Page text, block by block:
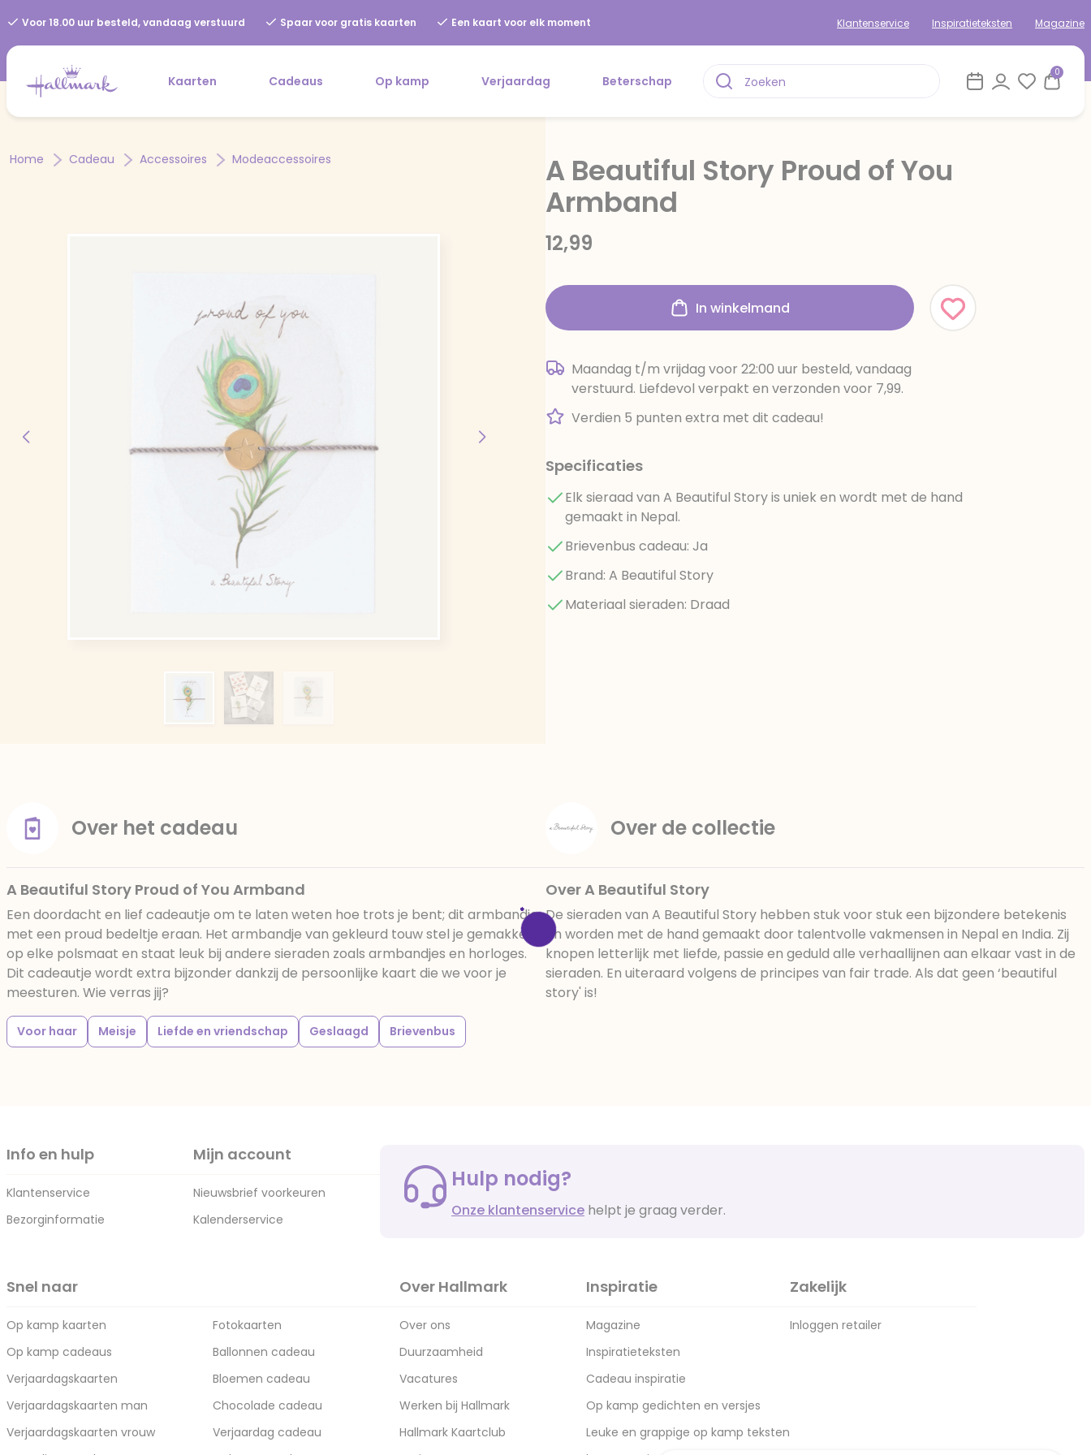
Voor 18.00 uur besteld, vandaag verstuurd Spaar voor gratis kaarten Een kaart voor elk moment Klantenservice Inspiratieteksten Magazine
Kaarten Cadeaus Op kamp Verjaardag Beterschap
0
Home Cadeau Accessoires Modeaccessoires
A Beautiful Story Proud of You
Armband
12,99
In winkelmand
Maandag t/m vrijdag voor 22:00 uur besteld, vandaag
verstuurd. Liefdevol verpakt en verzonden voor 7,99.
Verdien 5 punten extra met dit cadeau!
Specificaties
Elk sieraad van A Beautiful Story is uniek en wordt met de hand
gemaakt in Nepal.
Brievenbus cadeau: Ja
Brand: A Beautiful Story
Materiaal sieraden: Draad
Over het cadeau
A Beautiful Story Proud of You Armband
Een doordacht en lief cadeautje om te laten weten hoe trots je bent; dit armbandje
met een proud bedeltje eraan. Het armbandje van gekleurd touw stel je gemakkelijk
op elke polsmaat en staat leuk bij andere sieraden zoals armbandjes en horloges.
Dit cadeautje wordt extra bijzonder dankzij de persoonlijke kaart die we voor je
meesturen. Wie verras jij?
Voor haar Meisje Liefde en vriendschap Geslaagd Brievenbus
Over de collectie
Over A Beautiful Story
De sieraden van A Beautiful Story hebben stuk voor stuk een bijzondere betekenis
en worden met de hand gemaakt door talentvolle vakmensen in Nepal en India. Zij
knopen letterlijk met liefde, passie en geduld alle verhaallijnen aan elkaar vast in de
sieraden. En uiteraard volgens de principes van fair trade. Als dat geen ‘beautiful
story' is!
Info en hulp
Klantenservice
Bezorginformatie
Mijn account
Nieuwsbrief voorkeuren
Kalenderservice
Hulp nodig?
Onze klantenservice helpt je graag verder.
Snel naar
Op kamp kaarten
Op kamp cadeaus
Verjaardagskaarten
Verjaardagskaarten man
Verjaardagskaarten vrouw
Fotokaarten
Ballonnen cadeau
Bloemen cadeau
Chocolade cadeau
Verjaardag cadeau
Over Hallmark
Over ons
Duurzaamheid
Vacatures
Werken bij Hallmark
Hallmark Kaartclub
Inspiratie
Magazine
Inspiratieteksten
Cadeau inspiratie
Op kamp gedichten en versjes
Leuke en grappige op kamp teksten
Zakelijk
Inloggen retailer